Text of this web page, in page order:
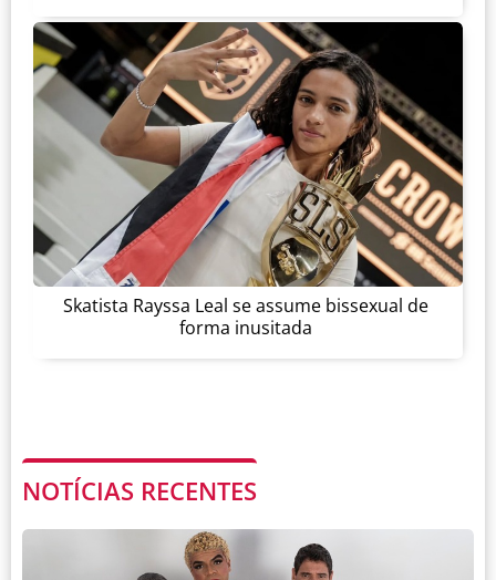
Skatista Rayssa Leal se assume bissexual de
forma inusitada
NOTÍCIAS RECENTES